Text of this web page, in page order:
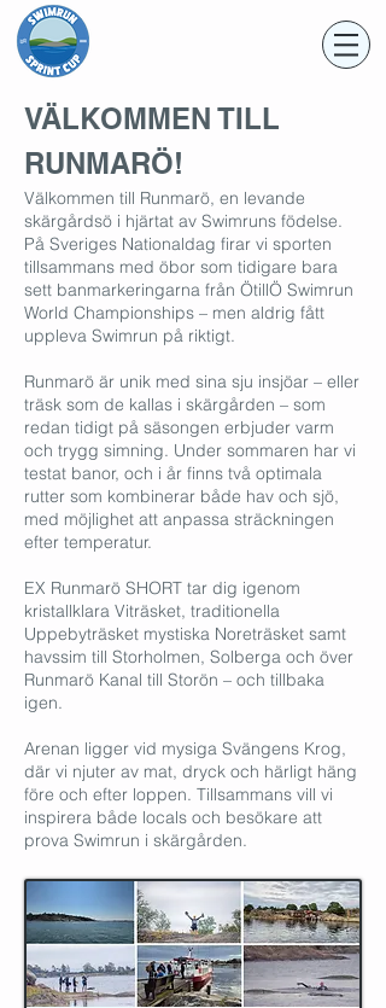
VÄLKOMMEN TILL
RUNMARÖ!
Välkommen till Runmarö, en levande
skärgårdsö i hjärtat av Swimruns födelse.
På Sveriges Nationaldag firar vi sporten
tillsammans med öbor som tidigare bara
sett banmarkeringarna från ÖtillÖ Swimrun
World Championships – men aldrig fått
uppleva Swimrun på riktigt.
Runmarö är unik med sina sju insjöar – eller
träsk som de kallas i skärgården – som
redan tidigt på säsongen erbjuder varm
och trygg simning. Under sommaren har vi
testat banor, och i år finns två optimala
rutter som kombinerar både hav och sjö,
med möjlighet att anpassa sträckningen
efter temperatur.
EX Runmarö SHORT tar dig igenom
kristallklara Viträsket, traditionella
Uppebyträsket mystiska Noreträsket samt
havssim till Storholmen, Solberga och över
Runmarö Kanal till Storön – och tillbaka
igen.
Arenan ligger vid mysiga Svängens Krog,
där vi njuter av mat, dryck och härligt häng
före och efter loppen. Tillsammans vill vi
inspirera både locals och besökare att
prova Swimrun i skärgården.​​